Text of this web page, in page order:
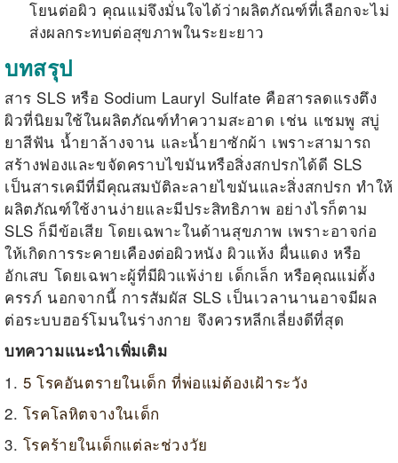
โยนต่อผิว คุณแม่จึงมั่นใจได้ว่าผลิตภัณฑ์ที่เลือกจะไม่
ส่งผลกระทบต่อสุขภาพในระยะยาว
บทสรุป
สาร SLS หรือ Sodium Lauryl Sulfate คือสารลดแรงตึง
ผิวที่นิยมใช้ในผลิตภัณฑ์ทำความสะอาด เช่น แชมพู สบู่
ยาสีฟัน น้ำยาล้างจาน และน้ำยาซักผ้า เพราะสามารถ
สร้างฟองและขจัดคราบไขมันหรือสิ่งสกปรกได้ดี SLS
เป็นสารเคมีที่มีคุณสมบัติละลายไขมันและสิ่งสกปรก ทำให้
ผลิตภัณฑ์ใช้งานง่ายและมีประสิทธิภาพ อย่างไรก็ตาม
SLS ก็มีข้อเสีย โดยเฉพาะในด้านสุขภาพ เพราะอาจก่อ
ให้เกิดการระคายเคืองต่อผิวหนัง ผิวแห้ง ผื่นแดง หรือ
อักเสบ โดยเฉพาะผู้ที่มีผิวแพ้ง่าย เด็กเล็ก หรือคุณแม่ตั้ง
ครรภ์ นอกจากนี้ การสัมผัส SLS เป็นเวลานานอาจมีผล
ต่อระบบฮอร์โมนในร่างกาย จึงควรหลีกเลี่ยงดีที่สุด
บทความแนะนำเพิ่มเติม
1. 5 โรคอันตรายในเด็ก ที่พ่อแม่ต้องเฝ้าระวัง
2. โรคโลหิตจางในเด็ก
3. โรคร้ายในเด็กแต่ละช่วงวัย